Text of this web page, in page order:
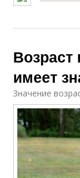
имеет
Значение